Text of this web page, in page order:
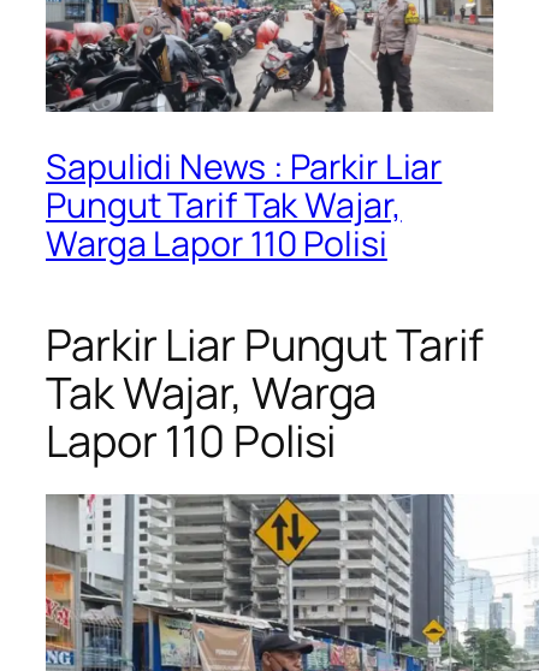
Sapulidi News : Parkir Liar
Pungut Tarif Tak Wajar,
Warga Lapor 110 Polisi
Parkir Liar Pungut Tarif
Tak Wajar, Warga
Lapor 110 Polisi